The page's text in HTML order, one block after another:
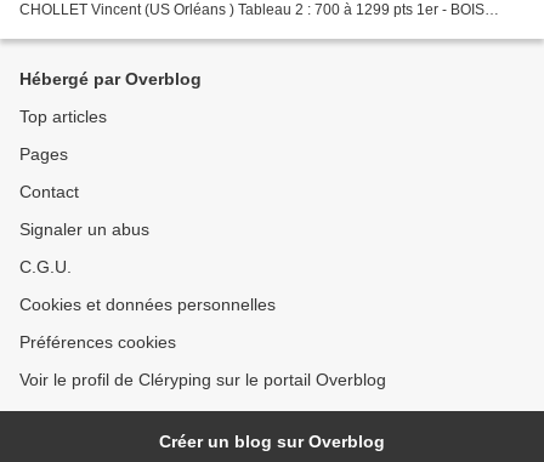
CHOLLET Vincent (US Orléans ) Tableau 2 : 700 à 1299 pts 1er - BOIS
Hébergé par Overblog
Top articles
Pages
Contact
Signaler un abus
C.G.U.
Cookies et données personnelles
Préférences cookies
Voir le profil de Cléryping sur le portail Overblog
Créer un blog sur Overblog